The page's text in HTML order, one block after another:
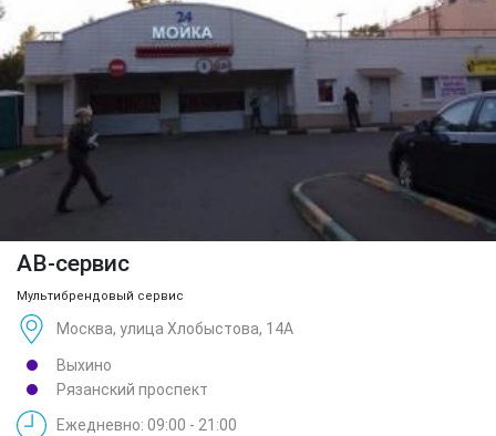
АВ-сервис
Мультибрендовый сервис
Москва, улица Хлобыстова, 14А
Выхино
Рязанский проспект
Ежедневно: 09:00 - 21:00